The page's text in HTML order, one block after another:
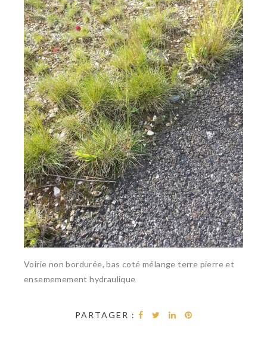
Voirie non bordurée, bas coté mélange terre pierre et
ensememement hydraulique
PARTAGER :